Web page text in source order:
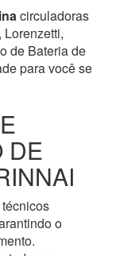
circuladoras
de Bateria de
para você se
DE
o